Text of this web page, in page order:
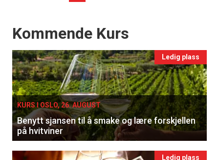
Events
Kommende Kurs
Ledig plass
KURS I OSLO, 26. AUGUST
Benytt sjansen til å smake og lære forskjellen
på hvitviner
Ledig plass